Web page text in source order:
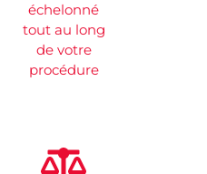
échelonné
tout au long
de votre
procédure